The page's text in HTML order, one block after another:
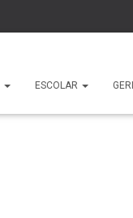
ESCOLAR